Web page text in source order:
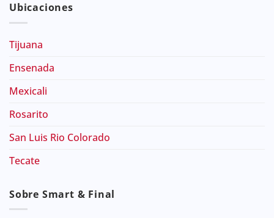
Ubicaciones
Tijuana
Ensenada
Mexicali
Rosarito
San Luis Rio Colorado
Tecate
Sobre Smart & Final